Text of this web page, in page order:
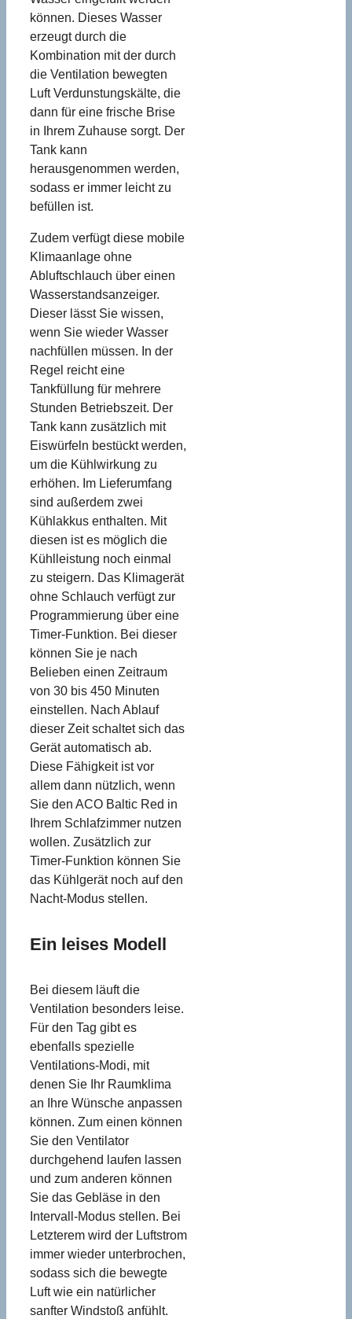
können. Dieses Wasser
erzeugt durch die
Kombination mit der durch
die Ventilation bewegten
Luft Verdunstungskälte, die
dann für eine frische Brise
in Ihrem Zuhause sorgt. Der
Tank kann
herausgenommen werden,
sodass er immer leicht zu
befüllen ist.
Zudem verfügt diese mobile
Klimaanlage ohne
Abluftschlauch über einen
Wasserstandsanzeiger.
Dieser lässt Sie wissen,
wenn Sie wieder Wasser
nachfüllen müssen. In der
Regel reicht eine
Tankfüllung für mehrere
Stunden Betriebszeit. Der
Tank kann zusätzlich mit
Eiswürfeln bestückt werden,
um die Kühlwirkung zu
erhöhen. Im Lieferumfang
sind außerdem zwei
Kühlakkus enthalten. Mit
diesen ist es möglich die
Kühlleistung noch einmal
zu steigern. Das Klimagerät
ohne Schlauch verfügt zur
Programmierung über eine
Timer-Funktion. Bei dieser
können Sie je nach
Belieben einen Zeitraum
von 30 bis 450 Minuten
einstellen. Nach Ablauf
dieser Zeit schaltet sich das
Gerät automatisch ab.
Diese Fähigkeit ist vor
allem dann nützlich, wenn
Sie den ACO Baltic Red in
Ihrem Schlafzimmer nutzen
wollen. Zusätzlich zur
Timer-Funktion können Sie
das Kühlgerät noch auf den
Nacht-Modus stellen.
Ein leises Modell
Bei diesem läuft die
Ventilation besonders leise.
Für den Tag gibt es
ebenfalls spezielle
Ventilations-Modi, mit
denen Sie Ihr Raumklima
an Ihre Wünsche anpassen
können. Zum einen können
Sie den Ventilator
durchgehend laufen lassen
und zum anderen können
Sie das Gebläse in den
Intervall-Modus stellen. Bei
Letzterem wird der Luftstrom
immer wieder unterbrochen,
sodass sich die bewegte
Luft wie ein natürlicher
sanfter Windstoß anfühlt.